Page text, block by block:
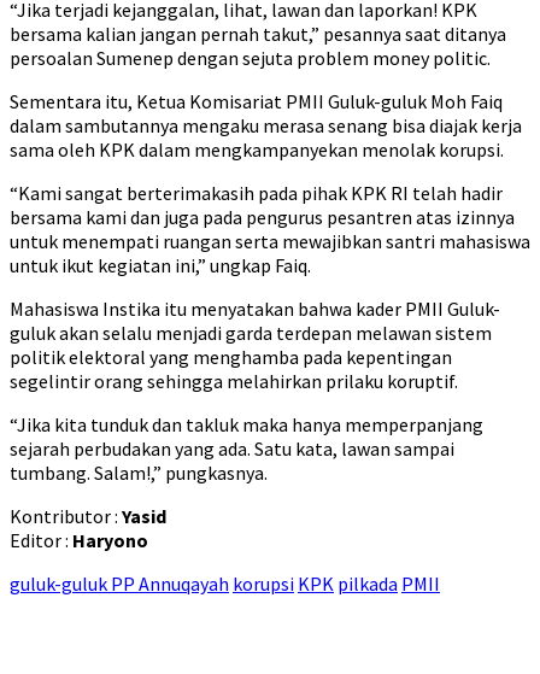
“Jika terjadi kejanggalan, lihat, lawan dan laporkan! KPK
bersama kalian jangan pernah takut,” pesannya saat ditanya
persoalan Sumenep dengan sejuta problem money politic.
Sementara itu, Ketua Komisariat PMII Guluk-guluk Moh Faiq
dalam sambutannya mengaku merasa senang bisa diajak kerja
sama oleh KPK dalam mengkampanyekan menolak korupsi.
“Kami sangat berterimakasih pada pihak KPK RI telah hadir
bersama kami dan juga pada pengurus pesantren atas izinnya
untuk menempati ruangan serta mewajibkan santri mahasiswa
untuk ikut kegiatan ini,” ungkap Faiq.
Mahasiswa Instika itu menyatakan bahwa kader PMII Guluk-
guluk akan selalu menjadi garda terdepan melawan sistem
politik elektoral yang menghamba pada kepentingan
segelintir orang sehingga melahirkan prilaku koruptif.
“Jika kita tunduk dan takluk maka hanya memperpanjang
sejarah perbudakan yang ada. Satu kata, lawan sampai
tumbang. Salam!,” pungkasnya.
Kontributor : Yasid
Editor : Haryono
guluk-guluk PP Annuqayah korupsi KPK pilkada PMII